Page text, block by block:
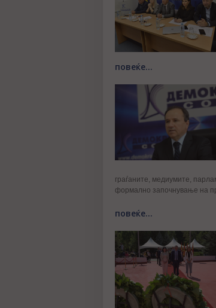
повеќе...
граѓаните, медиумите,
формално започнување на
повеќе...